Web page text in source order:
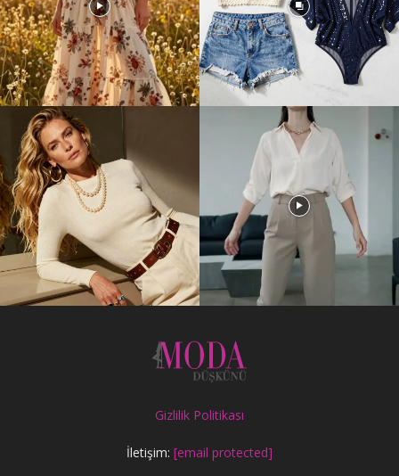
Gizlilik Politikası
İletişim: [email protected]